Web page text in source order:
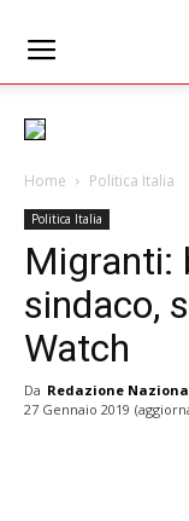
Home Politica Italia
Politica Italia
Migranti:
sindaco,
Watch
Da Redazione
27 Gennaio 2019